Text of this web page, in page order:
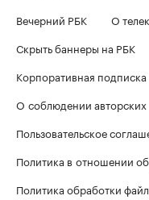
Вечерний РБК
О
Скрыть баннеры на РБК
Корпоративная подписка
О соблюдении авторских
Пользовательское
Политика в отношении
Политика обработки